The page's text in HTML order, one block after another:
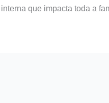
que impacta toda a